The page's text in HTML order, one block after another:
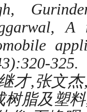
325.
才,张文
脂及塑料